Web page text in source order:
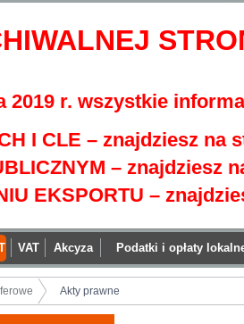
2019 r. wszystkie
I CLE – znajdziesz na
– znajdziesz
EKSPORTU –
VAT Akcyza Podatki i opłaty
Akty prawne